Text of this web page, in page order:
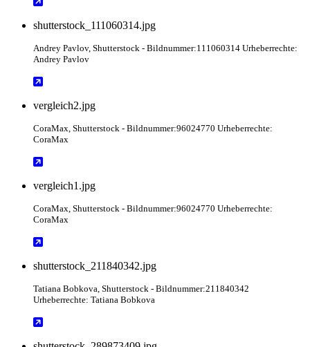
shutterstock_111060314.jpg
Andrey Pavlov, Shutterstock - Bildnummer:111060314 Urheberrechte:
Andrey Pavlov
vergleich2.jpg
CoraMax , Shutterstock - Bildnummer:96024770 Urheberrechte:
CoraMax
vergleich1.jpg
CoraMax , Shutterstock - Bildnummer:96024770 Urheberrechte:
CoraMax
shutterstock_211840342.jpg
Tatiana Bobkova , Shutterstock - Bildnummer:211840342
Urheberrechte: Tatiana Bobkova